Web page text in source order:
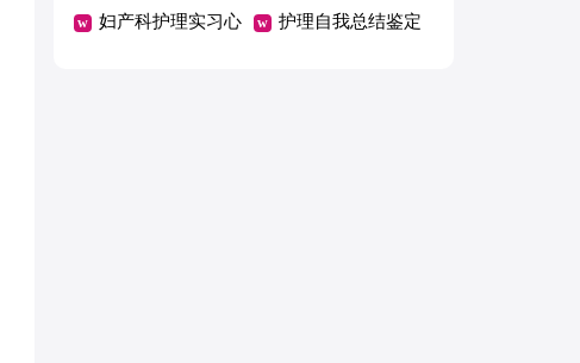
妇产科护理实习心 护理自我总结鉴定